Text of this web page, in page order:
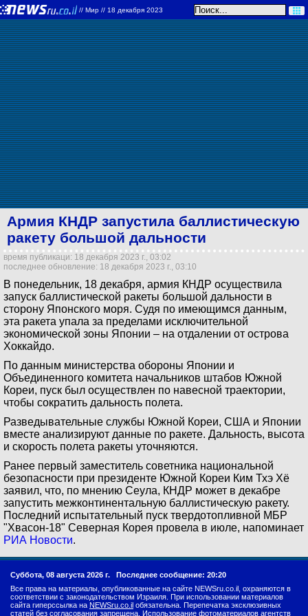
// Мир // 18 декабря 2023
Армия КНДР запустила баллистическую
ракету большой дальности
время публикаци: 18 декабря 2023 г., 03:02
последнее обновление: 18 декабря 2023 г., 03:10
В понедельник, 18 декабря, армия КНДР осуществила
запуск баллистической ракеты большой дальности в
сторону Японского моря. Судя по имеющимся данным,
эта ракета упала за пределами исключительной
экономической зоны Японии – на отдалении от острова
Хоккайдо.
По данным министерства обороны Японии и
Объединенного комитета начальников штабов Южной
Кореи, пуск был осуществлен по навесной траектории,
чтобы сократить дальность полета.
Разведывательные службы Южной Кореи, США и Японии
вместе анализируют данные по ракете. Дальность, высота
и скорость полета ракеты уточняются.
Ранее первый заместитель советника национальной
безопасности при президенте Южной Кореи Ким Тхэ Хё
заявил, что, по мнению Сеула, КНДР может в декабре
запустить межконтинентальную баллистическую ракету.
Последний испытательный пуск твердотопливной МБР
"Хвасон-18" Северная Корея провела в июле, напоминает
РИА Новости.
Суббота, 08 августа 2026 г. Последнее сообщение: 20:20
Все права на материалы, опубликованные на сайте NEWSru.co.il, охраняются в
соответствии с законодательством Израиля. При использовании материалов
сайта гиперссылка на NEWSru.co.il обязательна. Перепечатка эксклюзивных
статей без согласования запрещена. Использование фотоматериалов агентств